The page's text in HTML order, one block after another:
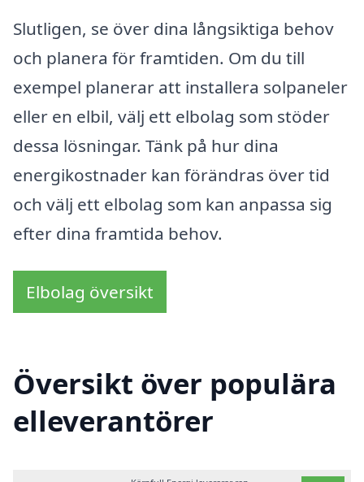
Slutligen, se över dina långsiktiga behov
och planera för framtiden. Om du till
exempel planerar att installera solpaneler
eller en elbil, välj ett elbolag som stöder
dessa lösningar. Tänk på hur dina
energikostnader kan förändras över tid
och välj ett elbolag som kan anpassa sig
efter dina framtida behov.
Elbolag översikt
Översikt över populära
elleverantörer